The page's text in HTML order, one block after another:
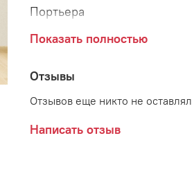
Портьера
Высота - 280 см
Показать полностью
Отзывы
Отзывов еще никто не оставлял
Написать отзыв